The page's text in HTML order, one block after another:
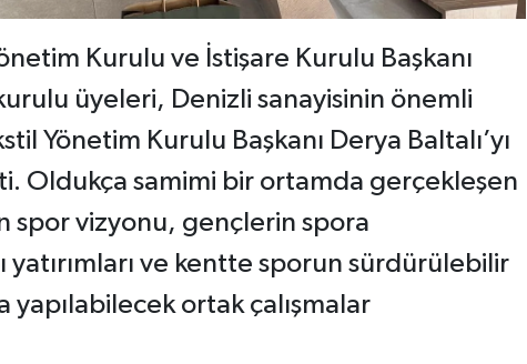
Kurulu ve İstişare Kurulu Başkanı
üyeleri, Denizli sanayisinin önemli
Yönetim Kurulu Başkanı Derya Baltalı’yı
Oldukça samimi bir ortamda gerçekleşen
spor vizyonu, gençlerin spora
yatırımları ve kentte sporun sürdürülebilir
yapılabilecek ortak çalışmalar